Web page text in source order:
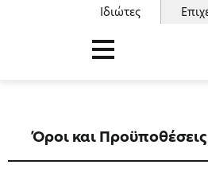
Ιδιώτες
Όροι και